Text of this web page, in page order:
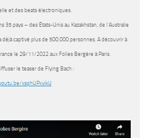
et des beats électroniques.
35 pays – des États-Unis au Kazakhstan, de l’Australie
déjà captivé plus de 500.000 personnes. A découvrir à
le 29/11/2022 aux Folies Bergère à Paris.
le teaser de Flying Bach :
xsqhUPxvikU